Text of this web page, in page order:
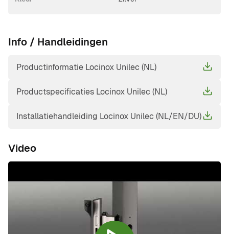
Info / Handleidingen
Productinformatie Locinox Unilec (NL)
Productspecificaties Locinox Unilec (NL)
Installatiehandleiding Locinox Unilec (NL/EN/DU)
Video